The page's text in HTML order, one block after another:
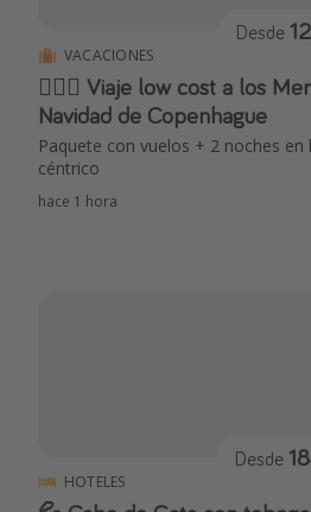
VACACIONES
🧜🏻‍♀️ Viaje low cost a los
Navidad de Copenhague
Paquete con vuelos + 2 noches en
céntrico
Desde
hace 1 hora
HOTELES
Desde